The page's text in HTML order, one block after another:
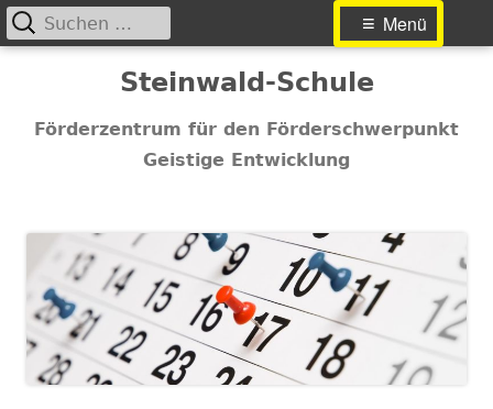
Inhalt
Steinwald-Schule
Förderzentrum für den Förderschwerpunkt
Geistige Entwicklung
Primäres
Menü
Suchen
nach: